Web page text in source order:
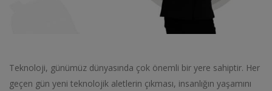
Teknoloji, günümüz dünyasında çok önemli bir yere sahiptir. Her
geçen gün yeni teknolojik aletlerin çıkması, insanlığın yaşamını